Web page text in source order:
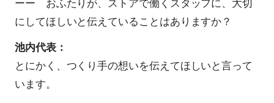
ーー おふたりが、ストアで働くスタッフに、大切
にしてほしいと伝えていることはありますか？
池内代表：
とにかく、つくり手の想いを伝えてほしいと言って
います。